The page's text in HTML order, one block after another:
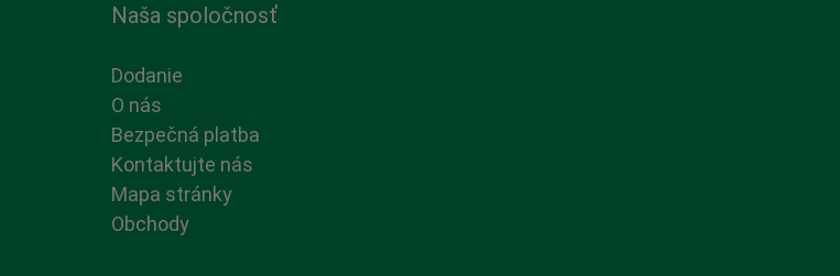
Naša spoločnosť
Dodanie
O nás
Bezpečná platba
Kontaktujte nás
Mapa stránky
Obchody